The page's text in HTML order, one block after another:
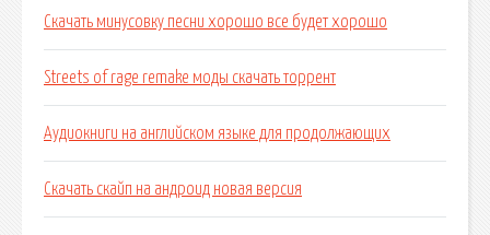
Скачать минусовку песни хорошо все будет хорошо
Streets of rage remake моды скачать торрент
Аудиокниги на английском языке для продолжающих
Скачать скайп на андроид новая версия